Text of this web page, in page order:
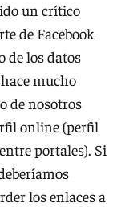
un crítico
de Facebook
de los datos
mucho
de nosotros
online (perfil
portales). Si
los enlaces a